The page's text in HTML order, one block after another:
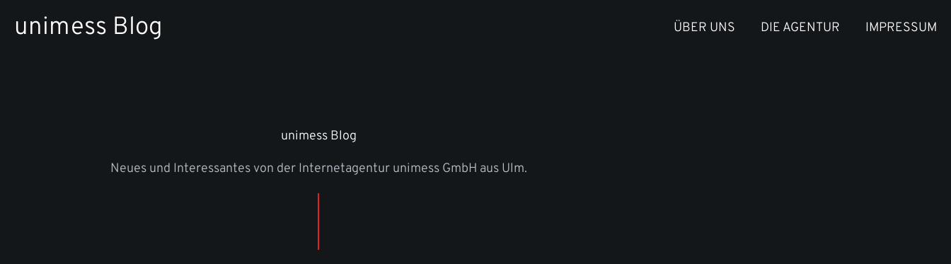
Inhaltunimess Blog ÜBER UNS DIE AGENTUR IMPRESSUM
unimess Blog
Neues und Interessantes von der Internetagentur unimess GmbH aus Ulm.